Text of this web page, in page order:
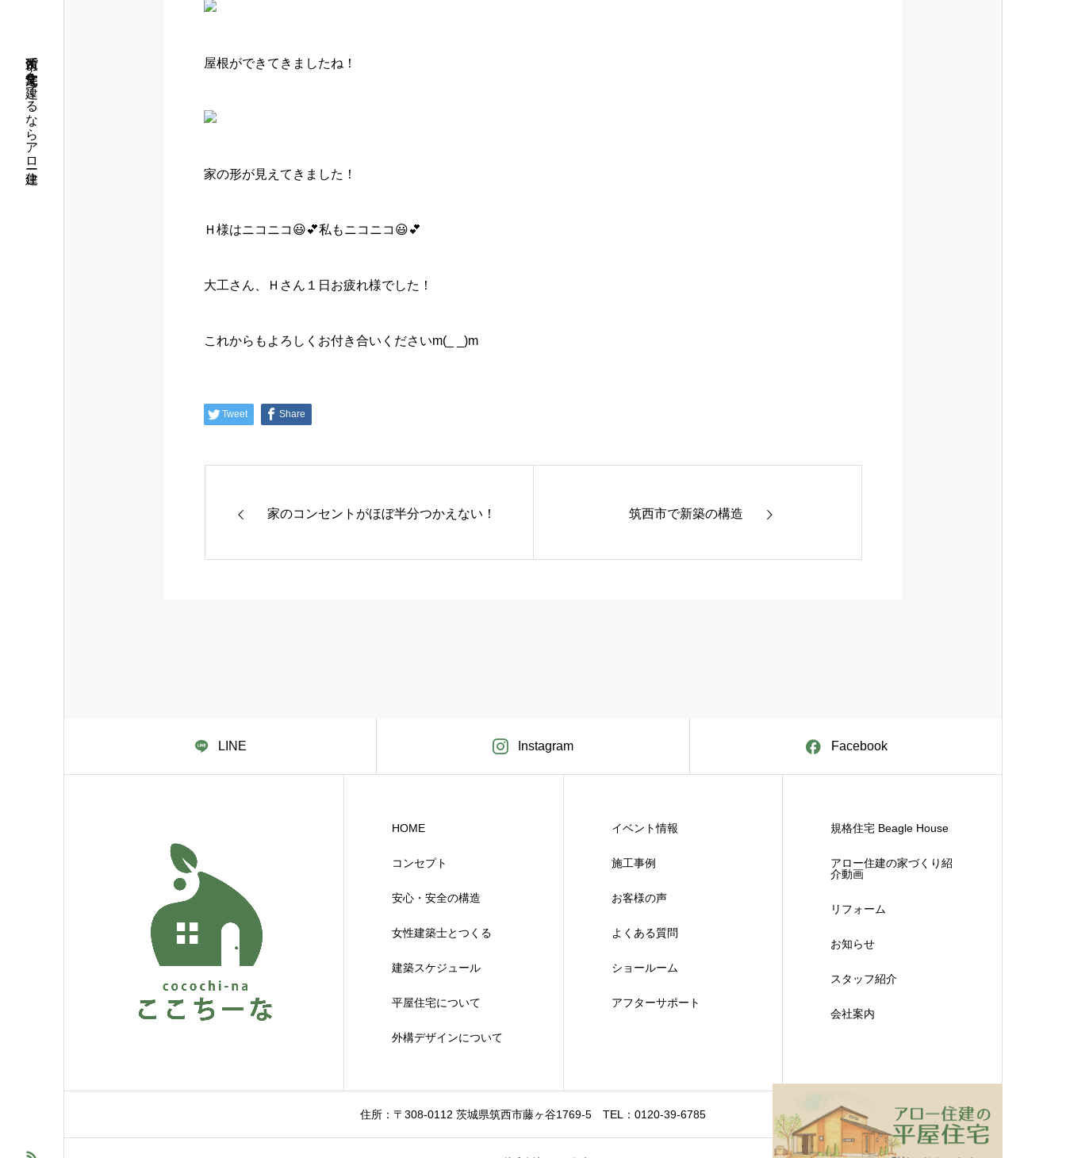
筑西市で注文住宅を建てるならアロー住建 屋根ができてきましたね！
家の形が見えてきました！
Ｈ様はニコニコ😃💕私もニコニコ😃💕
大工さん、Ｈさん１日お疲れ様でした！
これからもよろしくお付き合いくださいm(_ _)m
Tweet Share
家のコンセントがほぼ半分つかえない！ 筑西市で新築の構造
LINE Instagram Facebook
HOME
コンセプト
安心・安全の構造
女性建築士とつくる
建築スケジュール
平屋住宅について
外構デザインについて
イベント情報
施工事例
お客様の声
よくある質問
ショールーム
アフターサポート
規格住宅 Beagle House
アロー住建の家づくり紹
介動画
リフォーム
お知らせ
スタッフ紹介
会社案内
住所：〒308-0112 茨城県筑西市藤ヶ谷1769-5 TEL：0120-39-6785